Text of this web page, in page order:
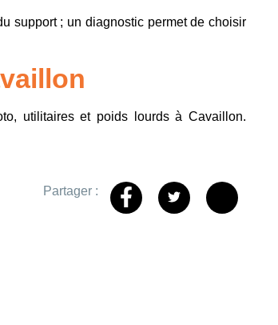
support ; un diagnostic permet de choisir
utilitaires et poids lourds à Cavaillon.
Partager :